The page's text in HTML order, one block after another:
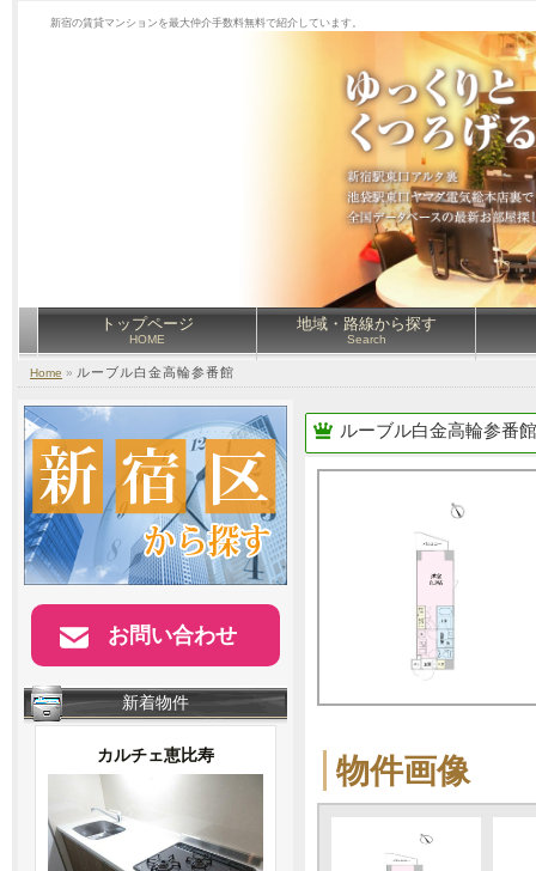
新宿の賃貸マンションを最大仲介手数料無料で紹介しています。
トップページ
HOME
地域・路線から探す
Search
Home » ルーブル白金高輪参番館
ルーブル白金高輪参番館
物件画像
お問い合わせ
新着物件
カルチェ恵比寿